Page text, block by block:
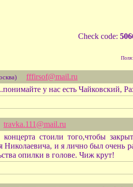
Check code:
fffirsof@mail.ru
у нас есть Чайковский,
travka.111@mail.ru
стоили того,чтобы
Николаевича, и я лично был очень
опилки в голове. Чиж крут!